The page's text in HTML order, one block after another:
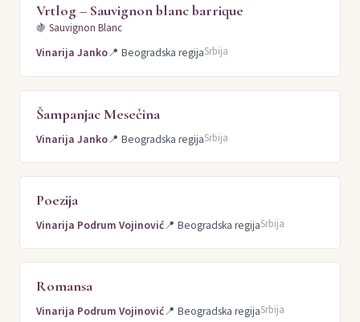
Vrtlog – Sauvignon blanc barrique
🍇 Sauvignon Blanc
Vinarija Janko📍 Beogradska regijaSrbija
Šampanjac Mesečina
Vinarija Janko📍 Beogradska regijaSrbija
Poezija
Vinarija Podrum Vojinović📍 Beogradska regijaSrbija
Romansa
Vinarija Podrum Vojinović📍 Beogradska regijaSrbija